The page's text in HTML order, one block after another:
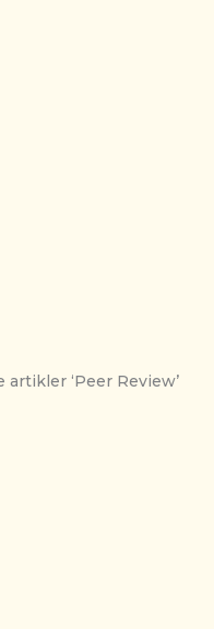
‘Peer Review’